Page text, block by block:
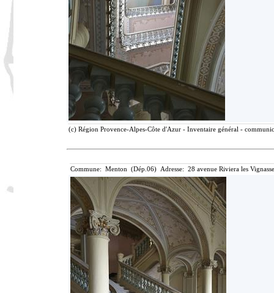
(c) Région Provence-Alpes-Côte d'Azur - Inventaire général -
Commune: Menton (Dép.06) Adresse: 28 avenue Riviera les